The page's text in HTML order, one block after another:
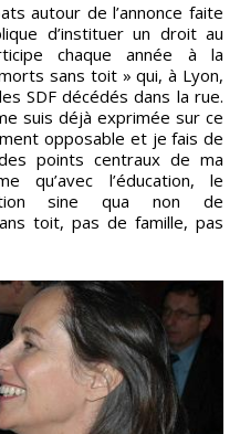
autour de l’annonce faite
d’instituer un droit au
chaque année à la
sans toit » qui, à Lyon,
SDF décédés dans la rue.
suis déjà exprimée sur ce
opposable et je fais de
points centraux de ma
qu’avec l’éducation, le
sine qua non de
toit, pas de famille, pas